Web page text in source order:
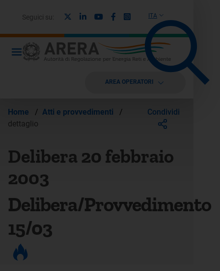
ITA
Seguici su: LinkedinYoutubeFacebook
Instagram
AREA OPERATORI
Home / Atti e provvedimenti
/
dettaglio
Condividi
Delibera 20 febbraio
2003
Delibera/Provvedimento
15/03